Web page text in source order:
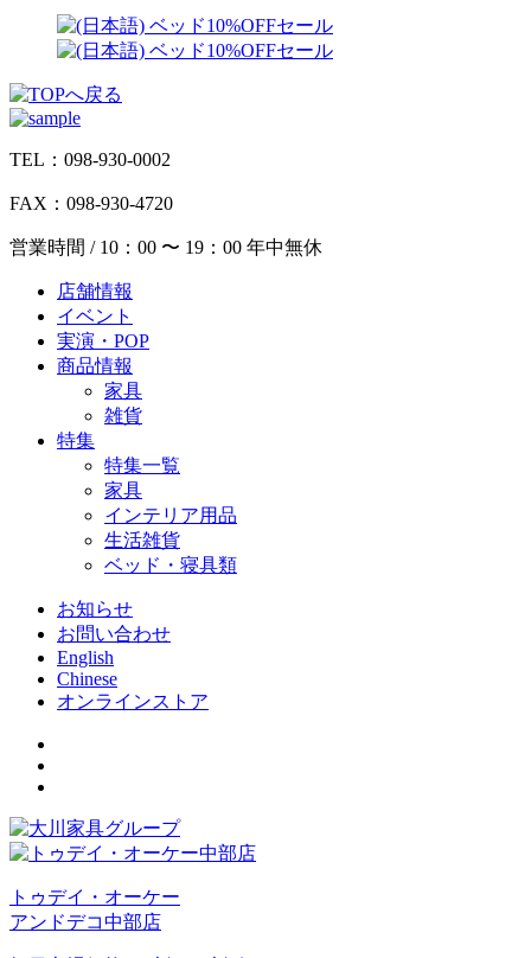
TEL：098-930-0002
FAX：098-930-4720
営業時間 / 10：00 〜 19：00 年中無休
店舗情報
イベント
実演・POP
商品情報
家具
雑貨
特集
特集一覧
家具
インテリア用品
生活雑貨
ベッド・寝具類
お知らせ
お問い合わせ
English
Chinese
オンラインストア
トゥデイ・オーケー
アンドデコ中部店